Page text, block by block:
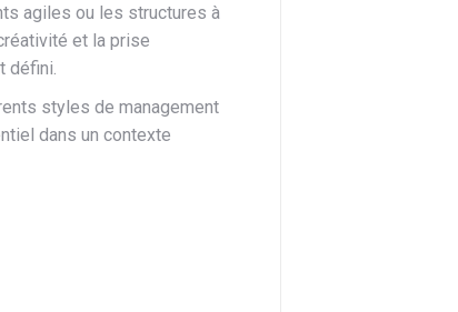
agiles ou les structures à
et la prise
défini.
styles de management
dans un contexte